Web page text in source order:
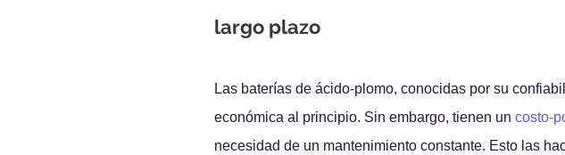
largo plazo
Las baterías de ácido-plomo, conocidas por su
económica al principio. Sin embargo, tienen un costo-
necesidad de un mantenimiento constante. Esto las